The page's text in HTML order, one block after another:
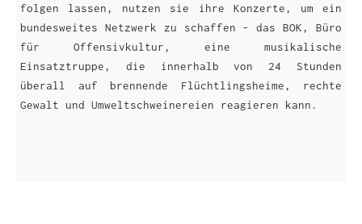
folgen lassen, nutzen sie ihre Konzerte, um ein
bundesweites Netzwerk zu schaffen - das BOK, Büro
für Offensivkultur, eine musikalische
Einsatztruppe, die innerhalb von 24 Stunden
überall auf brennende Flüchtlingsheime, rechte
Gewalt und Umweltschweinereien reagieren kann.